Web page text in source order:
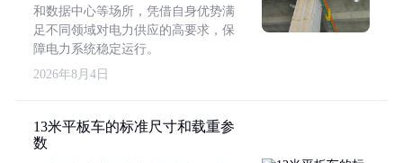
和数据中心等场所，凭借自身优势满
足不同领域对电力供应的高要求，保
障电力系统稳定运行。
2026年8月4日
13米平板车的标准尺寸和载重参
数